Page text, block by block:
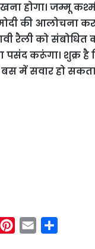
होगा। जम्मू
की आलोचना
रैली को
पसंद करूंगा। शुक्र
में सवार हो सकता
W